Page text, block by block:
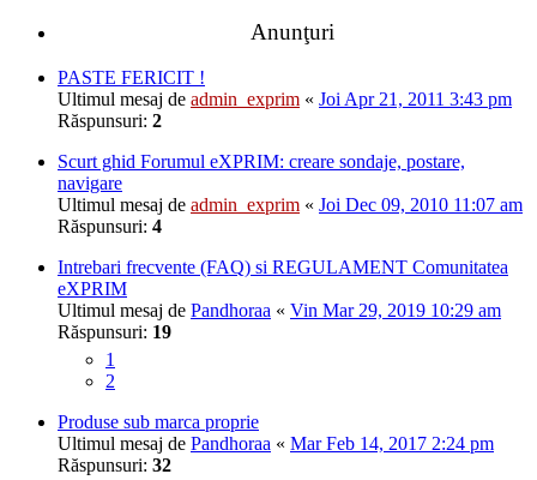
Anunţuri
PASTE FERICIT !
Ultimul mesaj de admin_exprim « Joi Apr 21, 2011 3:43 pm
Răspunsuri: 2
Scurt ghid Forumul eXPRIM: creare sondaje, postare,
navigare
Ultimul mesaj de admin_exprim « Joi Dec 09, 2010 11:07 am
Răspunsuri: 4
Intrebari frecvente (FAQ) si REGULAMENT Comunitatea
eXPRIM
Ultimul mesaj de Pandhoraa « Vin Mar 29, 2019 10:29 am
Răspunsuri: 19
1
2
Produse sub marca proprie
Ultimul mesaj de Pandhoraa « Mar Feb 14, 2017 2:24 pm
Răspunsuri: 32